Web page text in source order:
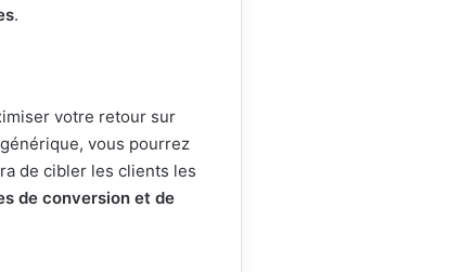
.
votre retour sur
vous pourrez
de cibler les clients les
de conversion et de